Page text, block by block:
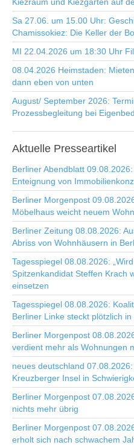
Sa 27.06. um 15.00 Uhr:
Chamissokiez: Die Keller der
MI 22.04.2026 um 18:30 Uhr
08.04.2026 Heimstaden:
dann eben von unten
August/ September 2026:
Prozessbegleitung bei
Aktuelle Presseartikel
Berliner Abendblatt
Enteignung von
Berliner Morgenpost
Möbelhaus weicht neuem
Berliner Zeitung 08.08.2026:
Abriss von Wohnhäusern in
Tagesspiegel 08.08.2026:
Spitzenkandidat Steffen Krach
einsetzen
Tagesspiegel 08.08.2026:
Berliner Linke steckt plötzlich
Berliner Morgenpost
verdient mehr als Wohnungen
neues deutschland
Kreuzberger Insel in
Berliner Morgenpost
nichts mehr übrig
Berliner Morgenpost
erholt sich nach schwachem